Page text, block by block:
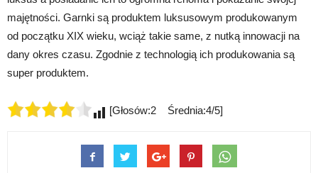
majętności. Garnki są produktem luksusowym produkowanym
od początku XIX wieku, wciąż takie same, z nutką innowacji na
dany okres czasu. Zgodnie z technologią ich produkowania są
super produktem.
[Głosów:2 Średnia:4/5]